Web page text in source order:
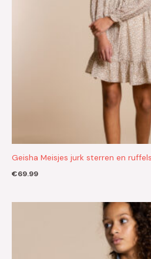
Geisha Meisjes jurk sterren en
€69.99